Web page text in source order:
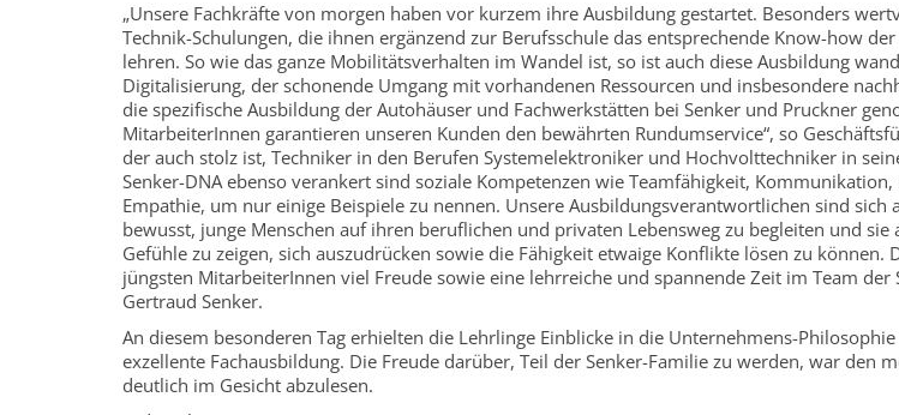
„Unsere Fachkräfte von morgen haben vor kurzem ihre Ausbildung gestartet. Besonders
Technik-Schulungen, die ihnen ergänzend zur Berufsschule das entsprechende Know-how
lehren. So wie das ganze Mobilitätsverhalten im Wandel ist, so ist auch diese Ausbildung
Digitalisierung, der schonende Umgang mit vorhandenen Ressourcen und insbesondere
die spezifische Ausbildung der Autohäuser und Fachwerkstätten bei Senker und Pruckner
MitarbeiterInnen garantieren unseren Kunden den bewährten Rundumservice“, so
der auch stolz ist, Techniker in den Berufen Systemelektroniker und Hochvolttechniker in
Senker-DNA ebenso verankert sind soziale Kompetenzen wie Teamfähigkeit,
Empathie, um nur einige Beispiele zu nennen. Unsere Ausbildungsverantwortlichen sind sich
bewusst, junge Menschen auf ihren beruflichen und privaten Lebensweg zu begleiten und sie
Gefühle zu zeigen, sich auszudrücken sowie die Fähigkeit etwaige Konflikte lösen zu können.
jüngsten MitarbeiterInnen viel Freude sowie eine lehrreiche und spannende Zeit im Team der
Gertraud Senker.
An diesem besonderen Tag erhielten die Lehrlinge Einblicke in die Unternehmens-
exzellente Fachausbildung. Die Freude darüber, Teil der Senker-Familie zu werden, war den
deutlich im Gesicht abzulesen.